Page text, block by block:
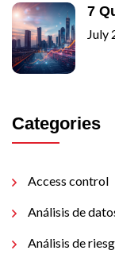
7
July
Categories
Access control
Análisis de
Análisis de